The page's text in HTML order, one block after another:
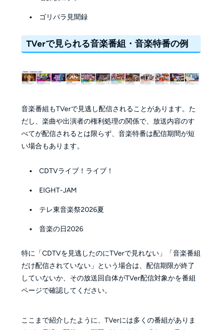
ゴリパラ見聞録
TVerで見られる音楽番組・音楽特番の例
音楽番組もTVerで見逃し配信されることがあります。た
だし、楽曲や出演者の権利処理の関係で、放送内容のす
べてが配信されるとは限らず、音楽特番は配信期間が短
い場合もあります。
CDTVライブ！ライブ！
EIGHT-JAM
テレ東音楽祭2026夏
音楽の日2026
特に「CDTVを見逃したのにTVerで見れない」「音楽番組
だけ配信されていない」という場合は、配信期限が終了
していないか、その放送回自体がTVer配信対象かを番組
ページで確認してください。
ここまで紹介したように、TVerには多くの番組がありま